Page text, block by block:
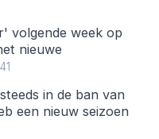
volgende week op
nieuwe
in de ban van
een nieuw seizoen